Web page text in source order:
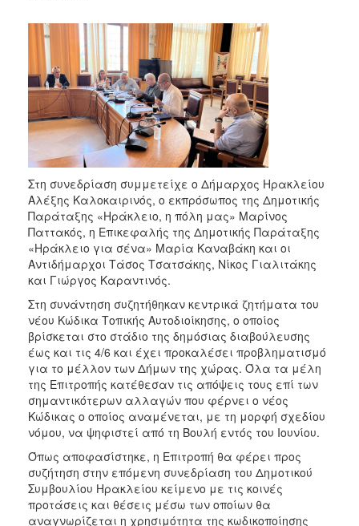
Στη συνεδρίαση συμμετείχε ο Δήμαρχος Ηρακλείου
Αλέξης Καλοκαιρινός, ο εκπρόσωπος της Δημοτικής
Παράταξης «Ηράκλειο, η πόλη μας» Μαρίνος
Παττακός, η Επικεφαλής της Δημοτικής Παράταξης
«Ηράκλειο για σένα» Μαρία Καναβάκη και οι
Αντιδήμαρχοι Τάσος Τσατσάκης, Νίκος Γιαλιτάκης
και Γιώργος Καραντινός.
Στη συνάντηση συζητήθηκαν κεντρικά ζητήματα του
νέου Κώδικα Τοπικής Αυτοδιοίκησης, ο οποίος
βρίσκεται στο στάδιο της δημόσιας διαβούλευσης
έως και τις 4/6 και έχει προκαλέσει προβληματισμό
για το μέλλον των Δήμων της χώρας. Όλα τα μέλη
της Επιτροπής κατέθεσαν τις απόψεις τους επί των
σημαντικότερων αλλαγών που φέρνει ο νέος
Κώδικας ο οποίος αναμένεται, με τη μορφή σχεδίου
νόμου, να ψηφιστεί από τη Βουλή εντός του Ιουνίου.
Όπως αποφασίστηκε, η Επιτροπή θα φέρει προς
συζήτηση στην επόμενη συνεδρίαση του Δημοτικού
Συμβουλίου Ηρακλείου κείμενο με τις κοινές
προτάσεις και θέσεις μέσω των οποίων θα
αναγνωρίζεται η χρησιμότητα της κωδικοποίησης